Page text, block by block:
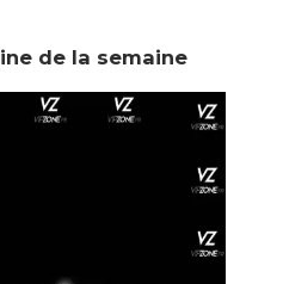
de la semaine